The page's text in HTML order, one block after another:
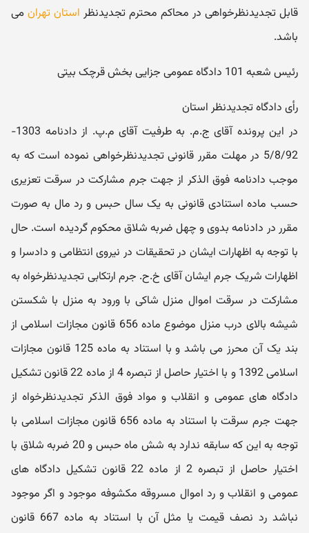
قابل تجدیدنظرخواهی در محاکم محترم تجدیدنظر استان تهران می
باشد.
رئیس شعبه 101 دادگاه عمومی جزایی بخش قرچک بیتی
رأی دادگاه تجدیدنظر استان
در این پرونده آقای ج.م. به طرفیت آقای م.پ. از دادنامه 1303-
5/8/92 در مهلت مقرر قانونی تجدیدنظرخواهی نموده است که به
موجب دادنامه فوق الذکر از جهت جرم مشارکت در سرقت تعزیری
حسب ماده استنادی قانونی به یک سال حبس و رد مال به صورت
مقرر در دادنامه بدوی و چهل ضربه شلاق محکوم گردیده است. حال
با توجه به اظهارات ایشان در تحقیقات در نیروی انتظامی و دادسرا و
اظهارات شریک جرم ایشان آقای خ.ح. جرم ارتکابی تجدیدنظرخواه به
مشارکت در سرقت اموال منزل شاکی با ورود به منزل با شکستن
شیشه بالای درب منزل موضوع ماده 656 قانون مجازات اسلامی از
بند یک آن محرز می باشد و با استناد به ماده 125 قانون مجازات
اسلامی 1392 و با اختیار حاصل از تبصره 4 از ماده 22 قانون تشکیل
دادگاه های عمومی و انقلاب و مواد فوق الذکر تجدیدنظرخواه از
جهت جرم سرقت با استناد به ماده 656 قانون مجازات اسلامی با
توجه به این که سابقه ندارد به شش ماه حبس و 20 ضربه شلاق با
اختیار حاصل از تبصره 2 از ماده 22 قانون تشکیل دادگاه های
عمومی و انقلاب و رد اموال مسروقه مکشوفه موجود و اگر موجود
نباشد رد نصف قیمت یا مثل آن با استناد به ماده 667 قانون